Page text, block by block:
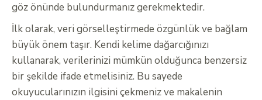
göz önünde bulundurmanız gerekmektedir.
İlk olarak, veri görselleştirmede özgünlük ve bağlam
büyük önem taşır. Kendi kelime dağarcığınızı
kullanarak, verilerinizi mümkün olduğunca benzersiz
bir şekilde ifade etmelisiniz. Bu sayede
okuyucularınızın ilgisini çekmeniz ve makalenin